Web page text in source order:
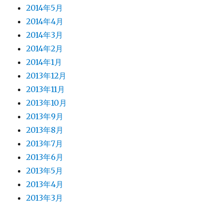
2014年5月
2014年4月
2014年3月
2014年2月
2014年1月
2013年12月
2013年11月
2013年10月
2013年9月
2013年8月
2013年7月
2013年6月
2013年5月
2013年4月
2013年3月